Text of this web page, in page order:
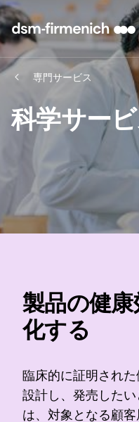
専門サービス
科学サー
製品の健
化する
臨床的に証明され
設計し、発売した
は、対象となる顧